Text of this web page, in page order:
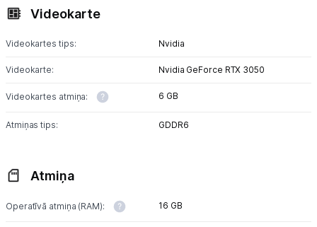
Videokarte
Videokartes tips: Nvidia
Videokarte: Nvidia GeForce RTX 3050
Videokartes atmiņa: 6 GB
Atmiņas tips: GDDR6
Atmiņa
Operatīvā atmiņa (RAM): 16 GB